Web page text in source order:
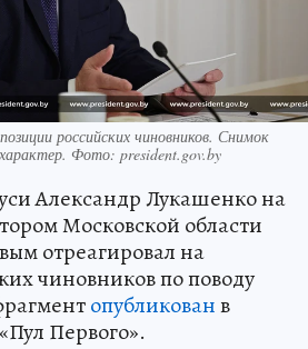
российских чиновников. Снимок
Фото: president.gov.by
Александр Лукашенко на
Московской области
отреагировал на
чиновников по поводу
опубликованв
Первого».